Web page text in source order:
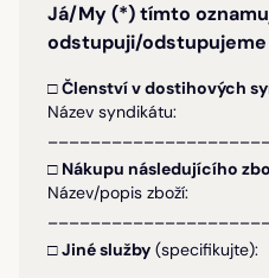
Já/My (*) tímto
odstupuji/
□Členství v dostihových
Název syndikátu:
□ Nákupu následujícího
Název/popis zboží:
□Jiné služby (specifikujte):